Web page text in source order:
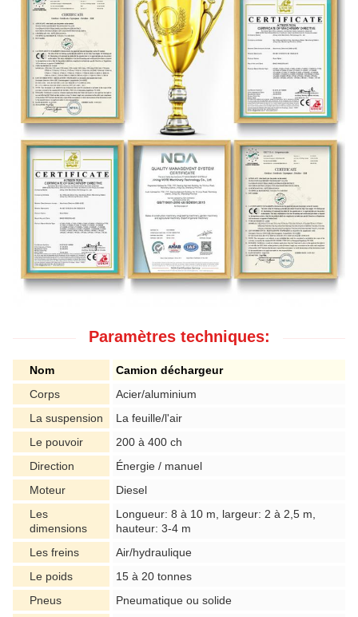
Paramètres techniques:
Nom
Camion déchargeur
Corps
Acier/aluminium
La suspension
La feuille/l'air
Le pouvoir
200 à 400 ch
Direction
Énergie / manuel
Moteur
Diesel
Les
dimensions
Longueur: 8 à 10 m, largeur: 2 à 2,5 m,
hauteur: 3-4 m
Les freins
Air/hydraulique
Le poids
15 à 20 tonnes
Pneus
Pneumatique ou solide